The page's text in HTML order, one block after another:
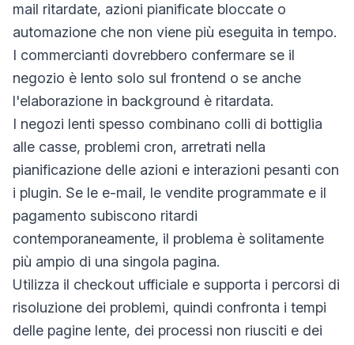
mail ritardate, azioni pianificate bloccate o
automazione che non viene più eseguita in tempo.
I commercianti dovrebbero confermare se il
negozio è lento solo sul frontend o se anche
l'elaborazione in background è ritardata.
I negozi lenti spesso combinano colli di bottiglia
alle casse, problemi cron, arretrati nella
pianificazione delle azioni e interazioni pesanti con
i plugin. Se le e-mail, le vendite programmate e il
pagamento subiscono ritardi
contemporaneamente, il problema è solitamente
più ampio di una singola pagina.
Utilizza il checkout ufficiale e supporta i percorsi di
risoluzione dei problemi, quindi confronta i tempi
delle pagine lente, dei processi non riusciti e dei